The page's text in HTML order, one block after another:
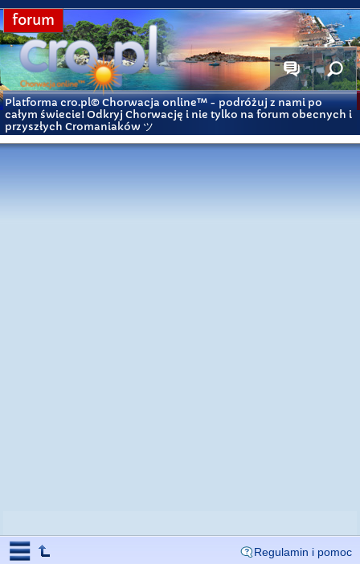
forum
Platforma cro.pl© Chorwacja online™ - podróżuj z nami po
całym świecie! Odkryj Chorwację i nie tylko na forum obecnych i
przyszłych Cromaniaków ツ
Regulamin i pomoc